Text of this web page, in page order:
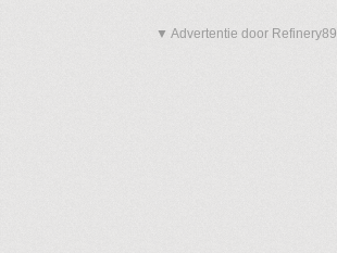
▼ Advertentie door Refinery89